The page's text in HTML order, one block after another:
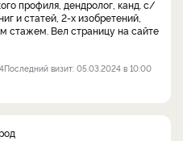
профиля, дендролог, канд. с/
и статей, 2-х изобретений,
стажем. Вел страницу на сайте
Последний визит: 05.03.2024 в 10:00